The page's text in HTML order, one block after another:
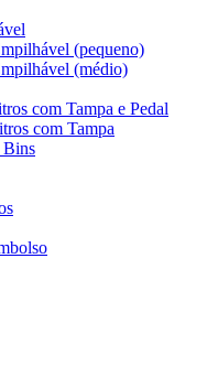
(pequeno)
(médio)
com Tampa e Pedal
com Tampa
Bins